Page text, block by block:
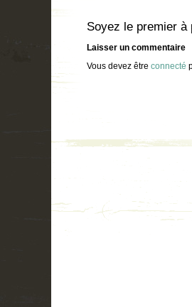
Soyez le premier à
Laisser un commentaire
Vous devez être connecté